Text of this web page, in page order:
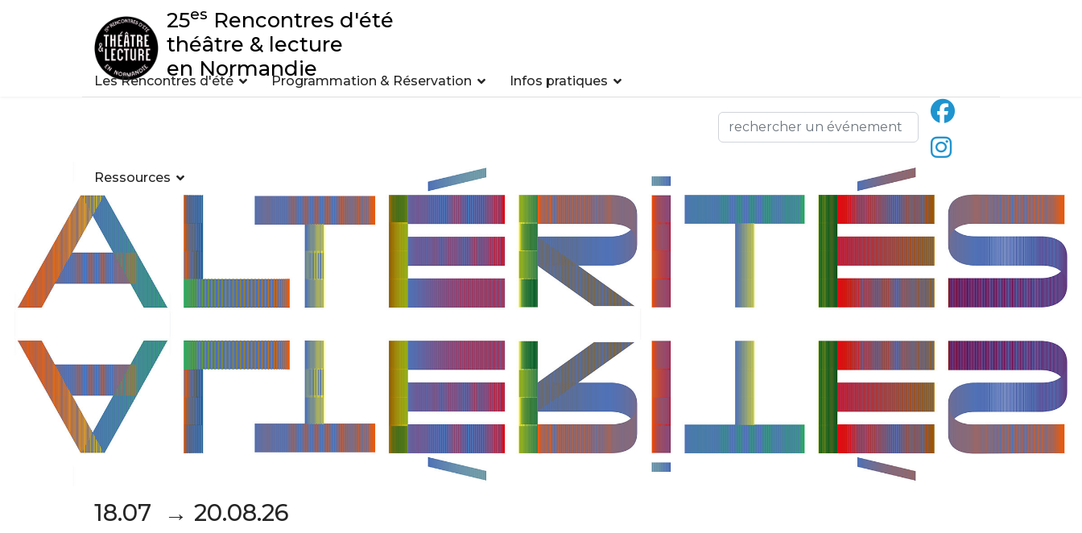
25es Rencontres d'été
théâtre & lecture
en Normandie
Les Rencontres d'été Programmation & Réservation Infos pratiques
Ressources
18.07 → 20.08.26